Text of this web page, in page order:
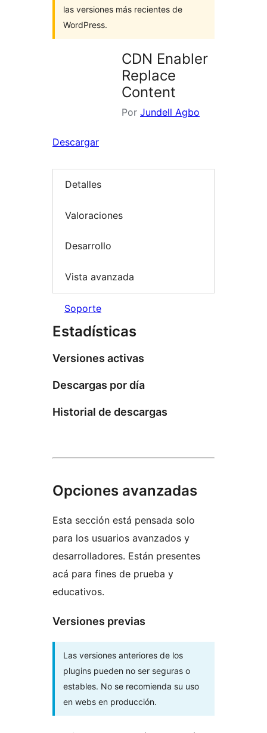
las versiones más recientes de
WordPress.
CDN Enabler
Replace
Content
Por Jundell Agbo
Descargar
Detalles
Valoraciones
Desarrollo
Vista avanzada
Soporte
Estadísticas
Versiones activas
Descargas por día
Historial de descargas
Opciones avanzadas
Esta sección está pensada solo
para los usuarios avanzados y
desarrolladores. Están presentes
acá para fines de prueba y
educativos.
Versiones previas
Las versiones anteriores de los
plugins pueden no ser seguras o
estables. No se recomienda su uso
en webs en producción.